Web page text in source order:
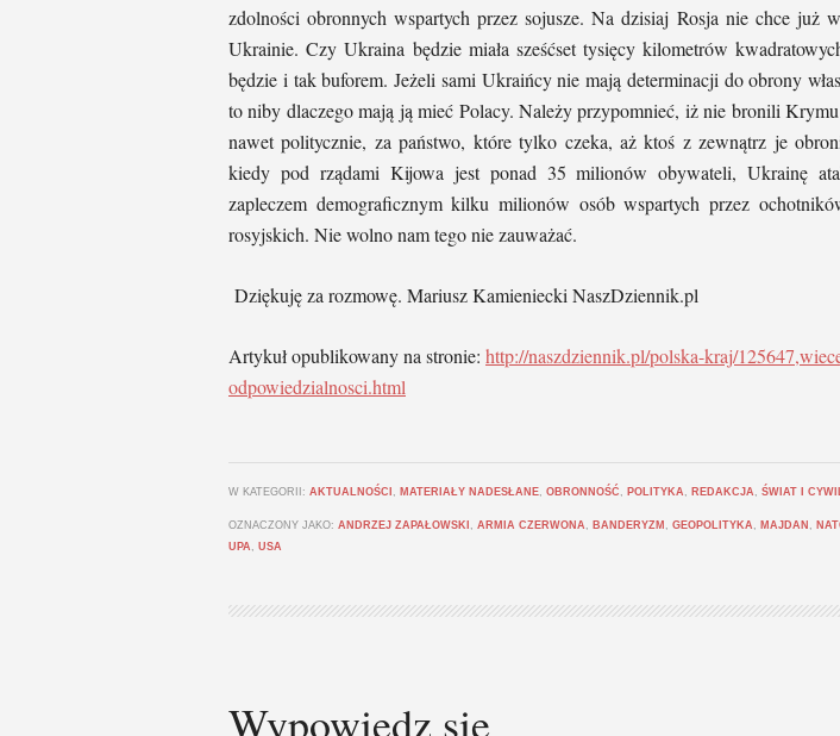
zdolności obronnych wspartych przez sojusze. Na dzisiaj Rosja nie chce już
Ukrainie. Czy Ukraina będzie miała sześćset tysięcy kilometrów
będzie i tak buforem. Jeżeli sami Ukraińcy nie mają determinacji do obrony
to niby dlaczego mają ją mieć Polacy. Należy przypomnieć, iż nie bronili
nawet politycznie, za państwo, które tylko czeka, aż ktoś z zewnątrz je
kiedy pod rządami Kijowa jest ponad 35 milionów obywateli, Ukrainę
zapleczem demograficznym kilku milionów osób wspartych przez
rosyjskich. Nie wolno nam tego nie zauważać.
Dziękuję za rozmowę. Mariusz Kamieniecki NaszDziennik.pl
Artykuł opublikowany na stronie: http://naszdziennik.pl/polska-kraj/
odpowiedzialnosci.html
W KATEGORII: AKTUALNOŚCI , MATERIAŁY NADESŁANE, OBRONNOŚĆ , POLITYKA , REDAKCJA , ŚWIAT I
OZNACZONY JAKO: ANDRZEJ ZAPAŁOWSKI , ARMIA CZERWONA , BANDERYZM , GEOPOLITYKA , MAJDAN ,
UPA , USA
Wypowiedz się